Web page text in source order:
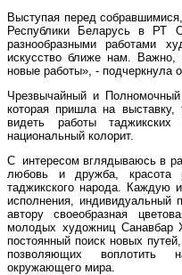
Выступая перед
Республики Беларусь в РТ
разнообразными работами
искусство ближе нам. Важно,
новые работы», - подчеркнула
Чрезвычайный и
которая пришла на
видеть работы
национальный колорит.
С интересом вглядываюсь в
любовь и дружба, красота
таджикского народа. Каждую
исполнения,
автору своеобразная
молодых художниц Санавбар
постоянный поиск новых
позволяющих воплотить
окружающего мира.